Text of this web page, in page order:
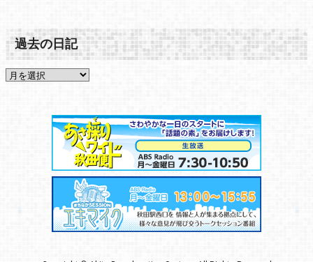
過去の日記